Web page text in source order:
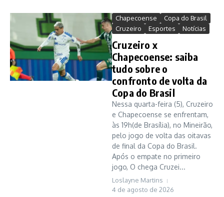
Chapecoense
Copa do Brasil
Cruzeiro
Esportes Notícias
Cruzeiro x
Chapecoense: saiba
tudo sobre o
confronto de volta da
Copa do Brasil
Nessa quarta-feira (5), Cruzeiro
e Chapecoense se enfrentam,
às 19h(de Brasília), no Mineirão,
pelo jogo de volta das oitavas
de final da Copa do Brasil.
Após o empate no primeiro
jogo, O chega Cruzei...
Loslayne Martins
4 de agosto de 2026